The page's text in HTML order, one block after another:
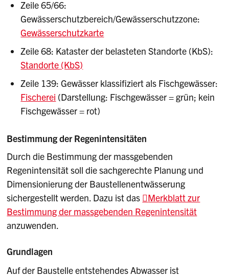
Zeile 65/66:
Gewässerschutzbereich/Gewässerschutzzone:
Gewässerschutzkarte
Zeile 68: Kataster der belasteten Standorte (KbS):
Standorte (KbS)
Zeile 139: Gewässer klassifiziert als Fischgewässer:
Fischerei (Darstellung: Fischgewässer = grün; kein
Fischgewässer = rot)
Bestimmung der Regenintensitäten
Durch die Bestimmung der massgebenden
Regenintensität soll die sachgerechte Planung und
Dimensionierung der Baustellenentwässerung
sichergestellt werden. Dazu ist das
Merkblatt zur
Bestimmung der massgebenden Regenintensität
anzuwenden.
Grundlagen
Auf der Baustelle entstehendes Abwasser ist